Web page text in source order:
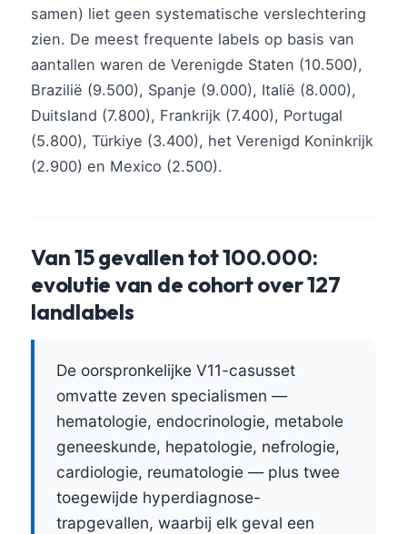
samen) liet geen systematische verslechtering
zien. De meest frequente labels op basis van
aantallen waren de Verenigde Staten (10.500),
Brazilië (9.500), Spanje (9.000), Italië (8.000),
Duitsland (7.800), Frankrijk (7.400), Portugal
(5.800), Türkiye (3.400), het Verenigd Koninkrijk
(2.900) en Mexico (2.500).
Van 15 gevallen tot 100.000:
evolutie van de cohort over 127
landlabels
De oorspronkelijke V11-casusset
omvatte zeven specialismen —
hematologie, endocrinologie, metabole
geneeskunde, hepatologie, nefrologie,
cardiologie, reumatologie — plus twee
toegewijde hyperdiagnose-
trapgevallen, waarbij elk geval een